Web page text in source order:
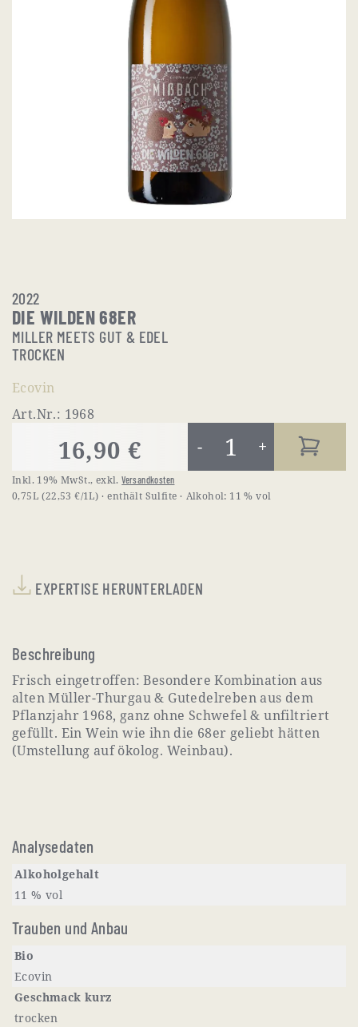
2022
DIE WILDEN 68ER
MILLER MEETS GUT & EDEL
TROCKEN
Ecovin
Art.Nr.: 1968
16,90 €
Inkl. 19% MwSt., exkl.Versandkosten
- +
0,75L (22,53 €/1L) enthält Sulfite Alkohol: 11 % vol
EXPERTISE HERUNTERLADEN
Beschreibung
Frisch eingetroffen: Besondere Kombination aus
alten Müller-Thurgau & Gutedelreben aus dem
Pflanzjahr 1968, ganz ohne Schwefel & unfiltriert
gefüllt. Ein Wein wie ihn die 68er geliebt hätten
(Umstellung auf ökolog. Weinbau).
Analysedaten
Alkoholgehalt
11 % vol
Trauben und Anbau
Bio
Ecovin
Geschmack kurz
trocken